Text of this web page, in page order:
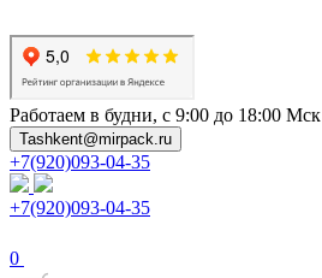
Работаем в будни, с 9:00 до 18:00 Мск
Tashkent@mirpack.ru
+7(920)093-04-35
+7(920)093-04-35
0